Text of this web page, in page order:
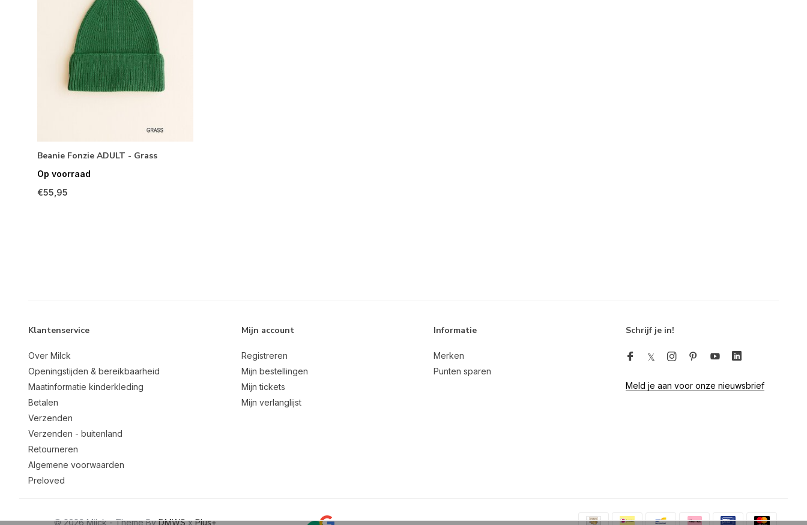
Beanie Fonzie ADULT - Grass
Op voorraad
€55,95
Klantenservice
Over Milck
Openingstijden & bereikbaarheid
Maatinformatie kinderkleding
Betalen
Verzenden
Verzenden - buitenland
Retourneren
Algemene voorwaarden
Preloved
Mijn account
Registreren
Mijn bestellingen
Mijn tickets
Mijn verlanglijst
Informatie
Merken
Punten sparen
Schrijf je in!
Meld je aan voor onze nieuwsbrief
© 2026 Milck - Theme ByDMWSxPlus+